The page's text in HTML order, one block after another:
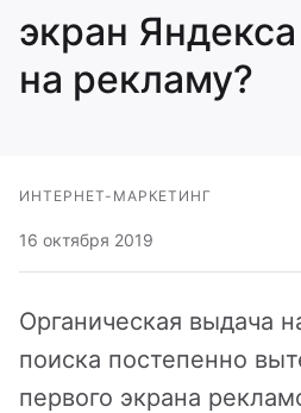
приложения
версий
Альфа – интернет-
Прайм — готовый
Магнит – интернет-
Корпорация –
МиниМаркет -
сайта
сайта
поддержка
обращение
экран
на рекламу?
16 октября 2019
ИНТЕРНЕТ-МАРКЕТИНГ
Органическая выдача
поиска постепенно
первого экрана